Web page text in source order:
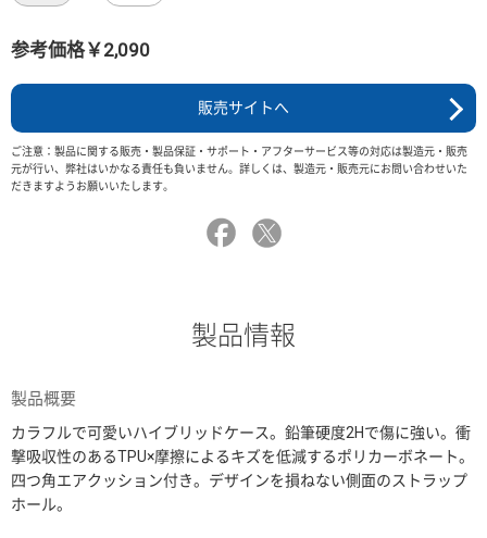
参考価格￥2,090
販売サイトへ
ご注意：製品に関する販売・製品保証・サポート・アフターサービス等の対応は製造元・販売
元が行い、弊社はいかなる責任も負いません。詳しくは、製造元・販売元にお問い合わせいた
だきますようお願いいたします。
製品情報
製品概要
カラフルで可愛いハイブリッドケース。鉛筆硬度2Hで傷に強い。衝
撃吸収性のあるTPU×摩擦によるキズを低減するポリカーボネート。
四つ角エアクッション付き。デザインを損ねない側面のストラップ
ホール。